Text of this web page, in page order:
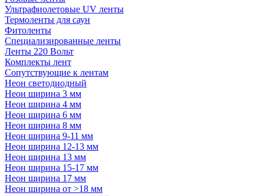
Ультрафиолетовые UV ленты
Термоленты для саун
Фитоленты
Специализированные ленты
Ленты 220 Вольт
Комплекты лент
Сопутствующие к лентам
Неон светодиодный
Неон ширина 3 мм
Неон ширина 4 мм
Неон ширина 6 мм
Неон ширина 8 мм
Неон ширина 9-11 мм
Неон ширина 12-13 мм
Неон ширина 13 мм
Неон ширина 15-17 мм
Неон ширина 17 мм
Неон ширина от >18 мм